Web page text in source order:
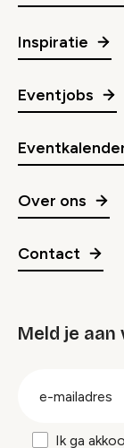
Inspiratie
Eventjobs
Over ons
Contact
Meld je aan
Ik ga